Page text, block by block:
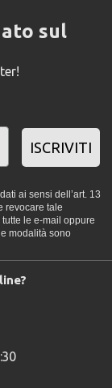
sul
ISCRIVITI
ai sensi dell’art. 13
revocare tale
le e-mail oppure
modalità sono